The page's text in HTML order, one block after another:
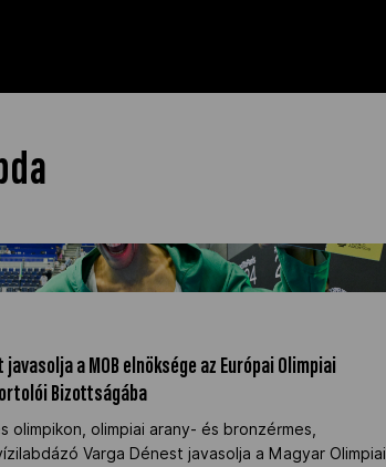
2028
javasolja a MOB elnöksége az Európai Olimpiai
Bizottságába" />
javasolja a MOB elnöksége az Európai Olimpiai
Bizottságába
olimpikon, olimpiai arany- és bronzérmes,
Varga Dénest javasolja a Magyar Olimpiai